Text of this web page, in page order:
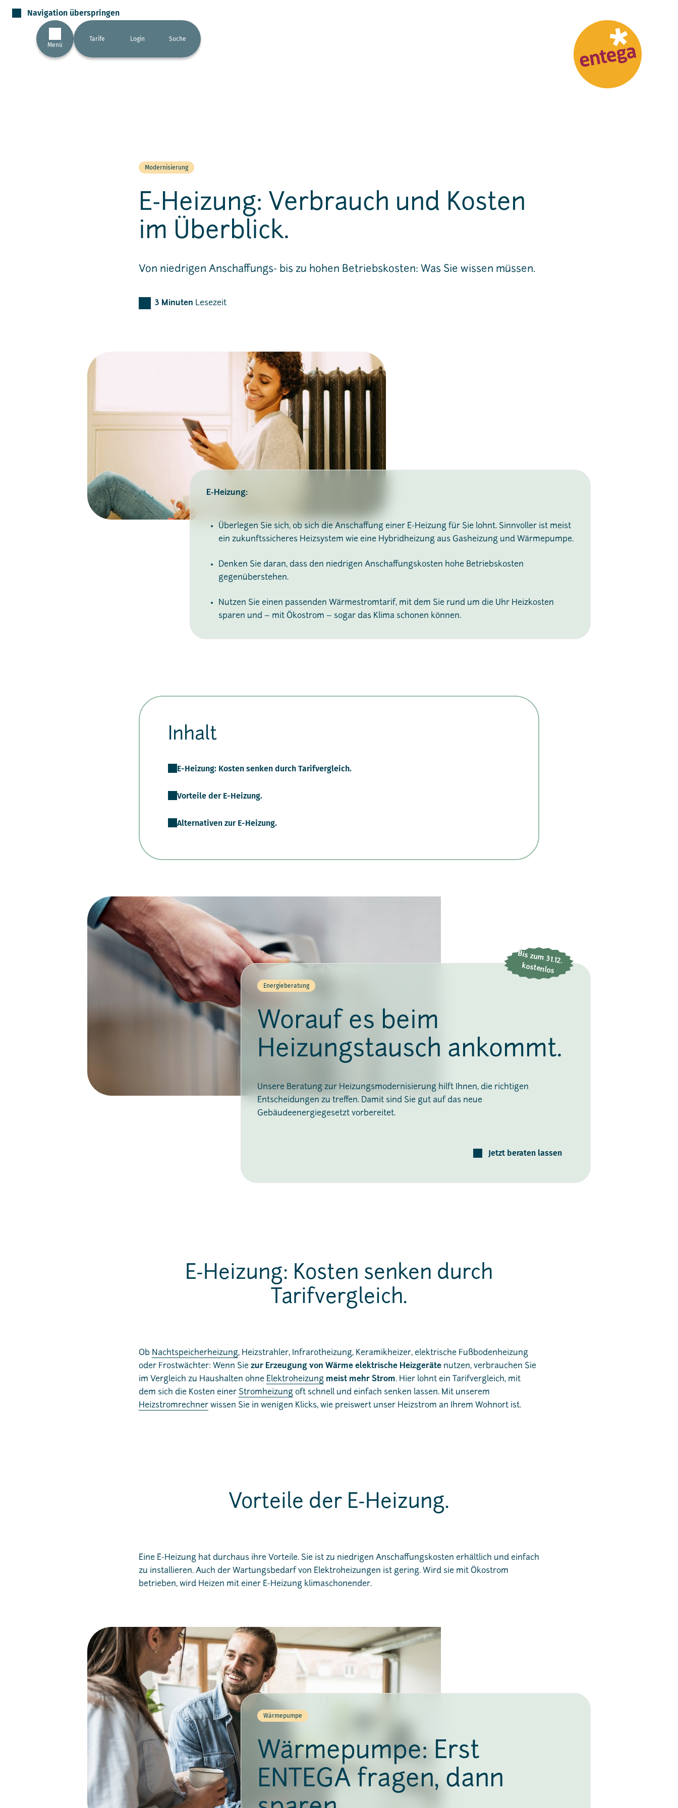
Navigation überspringen
Menü
Tarife Login Suche
Modernisierung
E-Heizung: Verbrauch und Kosten
im Überblick.
Von niedrigen Anschaffungs- bis zu hohen Betriebskosten: Was Sie wissen müssen.
3 Minuten Lesezeit
E-Heizung:
Überlegen Sie sich, ob sich die Anschaffung einer E-Heizung für Sie lohnt. Sinnvoller ist meist
ein zukunftssicheres Heizsystem wie eine Hybridheizung aus Gasheizung und Wärmepumpe.
Denken Sie daran, dass den niedrigen Anschaffungskosten hohe Betriebskosten
gegenüberstehen.
Nutzen Sie einen passenden Wärmestromtarif, mit dem Sie rund um die Uhr Heizkosten
sparen und – mit Ökostrom – sogar das Klima schonen können.
Inhalt
E-Heizung: Kosten senken durch Tarifvergleich.
Vorteile der E-Heizung.
Alternativen zur E-Heizung.
Bis zum
31.12.
kostenlos
Energieberatung
Worauf es beim
Heizungstausch ankommt.
Unsere Beratung zur Heizungsmodernisierung hilft Ihnen, die richtigen
Entscheidungen zu treffen. Damit sind Sie gut auf das neue
Gebäudeenergiegesetzt vorbereitet.
Jetzt beraten lassen
E-Heizung: Kosten senken durch
Tarifvergleich.
Ob Nachtspeicherheizung, Heizstrahler, Infrarotheizung, Keramikheizer, elektrische Fußbodenheizung
oder Frostwächter: Wenn Sie zur Erzeugung von Wärme elektrische Heizgerätenutzen, verbrauchen Sie
im Vergleich zu Haushalten ohne Elektroheizung meist mehr Strom. Hier lohnt ein Tarifvergleich, mit
dem sich die Kosten einer Stromheizung oft schnell und einfach senken lassen. Mit unserem
Heizstromrechnerwissen Sie in wenigen Klicks, wie preiswert unser Heizstrom an Ihrem Wohnort ist.
Vorteile der E-Heizung.
Eine E-Heizung hat durchaus ihre Vorteile. Sie ist zu niedrigen Anschaffungskosten erhältlich und einfach
zu installieren. Auch der Wartungsbedarf von Elektroheizungen ist gering. Wird sie mit Ökostrom
betrieben, wird Heizen mit einer E-Heizung klimaschonender.
Wärmepumpe
Wärmepumpe: Erst
ENTEGA fragen, dann